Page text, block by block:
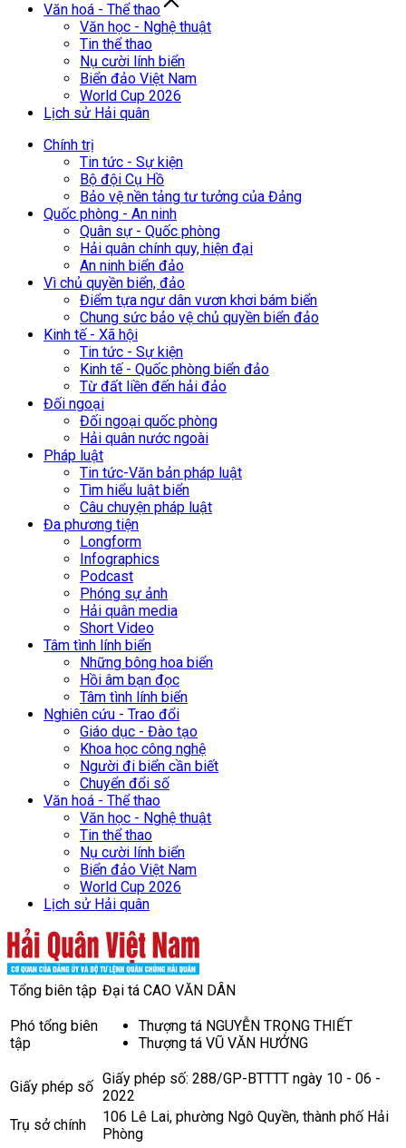
Văn hoá - Thể thao
Văn học - Nghệ thuật
Tin thể thao
Nụ cười lính biển
Biển đảo Việt Nam
World Cup 2026
Lịch sử Hải quân
Chính trị
Tin tức - Sự kiện
Bộ đội Cụ Hồ
Bảo vệ nền tảng tư tưởng của Đảng
Quốc phòng - An ninh
Quân sự - Quốc phòng
Hải quân chính quy, hiện đại
An ninh biển đảo
Vì chủ quyền biển, đảo
Điểm tựa ngư dân vươn khơi bám biển
Chung sức bảo vệ chủ quyền biển đảo
Kinh tế - Xã hội
Tin tức - Sự kiện
Kinh tế - Quốc phòng biển đảo
Từ đất liền đến hải đảo
Đối ngoại
Đối ngoại quốc phòng
Hải quân nước ngoài
Pháp luật
Tin tức-Văn bản pháp luật
Tìm hiểu luật biển
Câu chuyện pháp luật
Đa phương tiện
Longform
Infographics
Podcast
Phóng sự ảnh
Hải quân media
Short Video
Tâm tình lính biển
Những bông hoa biển
Hồi âm bạn đọc
Tâm tình lính biển
Nghiên cứu - Trao đổi
Giáo dục - Đào tạo
Khoa học công nghệ
Người đi biển cần biết
Chuyển đổi số
Văn hoá - Thể thao
Văn học - Nghệ thuật
Tin thể thao
Nụ cười lính biển
Biển đảo Việt Nam
World Cup 2026
Lịch sử Hải quân
Tổng biên tập Đại tá CAO VĂN DÂN
Phó tổng biên
tập
Thượng tá NGUYỄN TRỌNG THIẾT
Thượng tá VŨ VĂN HƯỞNG
Giấy phép số Giấy phép số: 288/GP-BTTTT ngày 10 - 06 -
2022
Trụ sở chính
106 Lê Lai, phường Ngô Quyền, thành phố Hải
Phòng